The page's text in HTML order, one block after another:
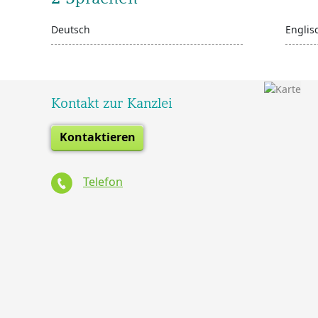
Deutsch
Kontakt zur Kanzlei
Kontaktieren
Telefon